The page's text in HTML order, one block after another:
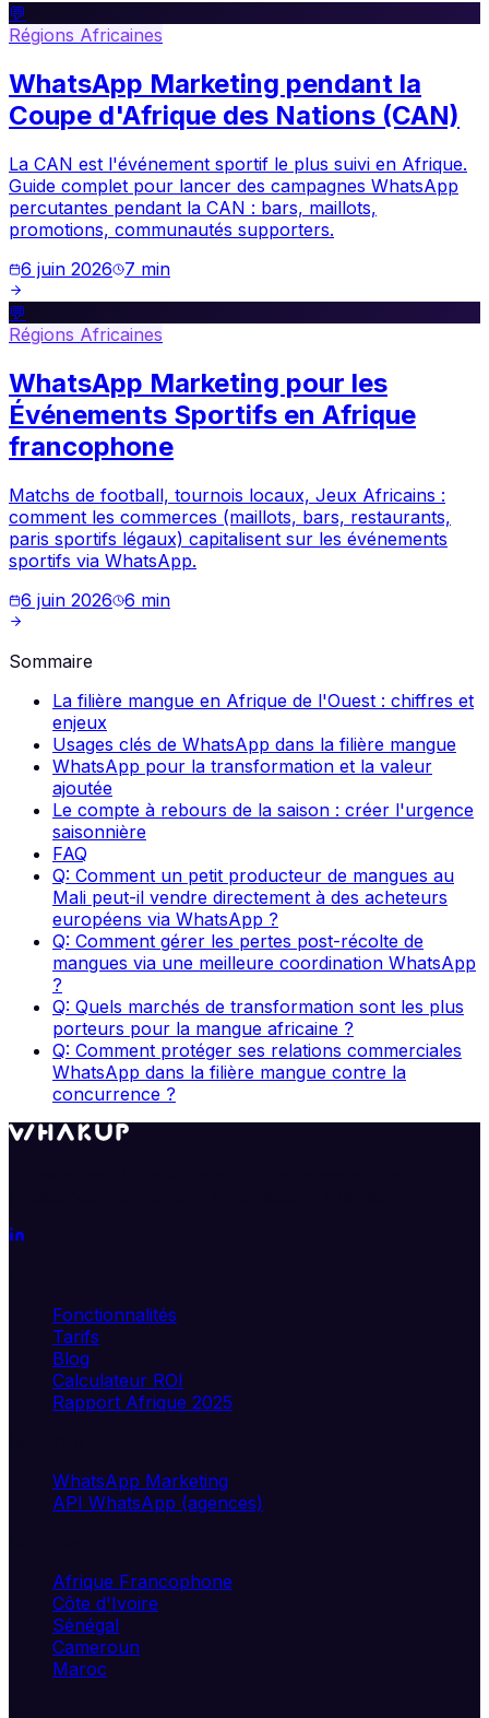
💬
Régions Africaines
WhatsApp Marketing pendant la
Coupe d'Afrique des Nations (CAN)
La CAN est l'événement sportif le plus suivi en Afrique.
Guide complet pour lancer des campagnes WhatsApp
percutantes pendant la CAN : bars, maillots,
promotions, communautés supporters.
6 juin 2026
7 min
💬
Régions Africaines
WhatsApp Marketing pour les
Événements Sportifs en Afrique
francophone
Matchs de football, tournois locaux, Jeux Africains :
comment les commerces (maillots, bars, restaurants,
paris sportifs légaux) capitalisent sur les événements
sportifs via WhatsApp.
6 juin 2026 6 min
Sommaire
La filière mangue en Afrique de l'Ouest : chiffres et
enjeux
Usages clés de WhatsApp dans la filière mangue
WhatsApp pour la transformation et la valeur
ajoutée
Le compte à rebours de la saison : créer l'urgence
saisonnière
FAQ
Q: Comment un petit producteur de mangues au
Mali peut-il vendre directement à des acheteurs
européens via WhatsApp ?
Q: Comment gérer les pertes post-récolte de
mangues via une meilleure coordination WhatsApp
?
Q: Quels marchés de transformation sont les plus
porteurs pour la mangue africaine ?
Q: Comment protéger ses relations commerciales
WhatsApp dans la filière mangue contre la
concurrence ?
Fonctionnalités
Tarifs
Blog
Calculateur ROI
Rapport Afrique 2025
WhatsApp Marketing
API WhatsApp (agences)
Afrique Francophone
Côte d'Ivoire
Sénégal
Cameroun
Maroc